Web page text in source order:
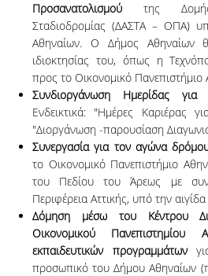
Προσανατολισμού της
Σταδιοδρομίας (ΔΑΣΤΑ – ΟΠΑ)
Αθηναίων. Ο Δήμος Αθηναίων
ιδιοκτησίας του, όπως η
προς το Οικονομικό
Συνδιοργάνωση Ημερίδας για
Ενδεικτικά: "Ημέρες Καριέρας
"Διοργάνωση -παρουσίαση
Συνεργασία για τον αγώνα
το Οικονομικό Πανεπιστήμιο
του Πεδίου του Άρεως με
Περιφέρεια Αττικής, υπό την
Δόμηση μέσω του Κέντρου
Οικονομικού
εκπαιδευτικών προγραμμάτων
προσωπικό του Δήμου Αθηναίων